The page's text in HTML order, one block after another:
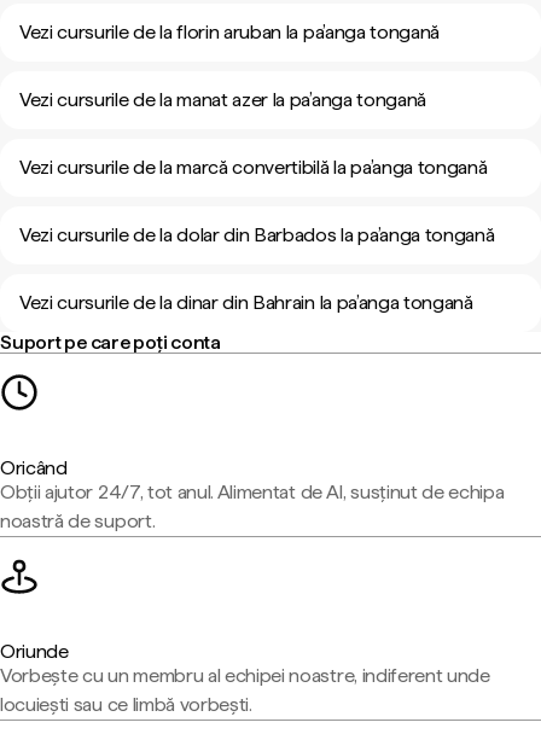
Vezi cursurile de la florin aruban la pa’anga tongană
Vezi cursurile de la manat azer la pa’anga tongană
Vezi cursurile de la marcă convertibilă la pa’anga tongană
Vezi cursurile de la dolar din Barbados la pa’anga tongană
Vezi cursurile de la dinar din Bahrain la pa’anga tongană
Suport pe care poți conta
Oricând
Obții ajutor 24/7, tot anul. Alimentat de AI, susținut de echipa
noastră de suport.
Oriunde
Vorbește cu un membru al echipei noastre, indiferent unde
locuiești sau ce limbă vorbești.